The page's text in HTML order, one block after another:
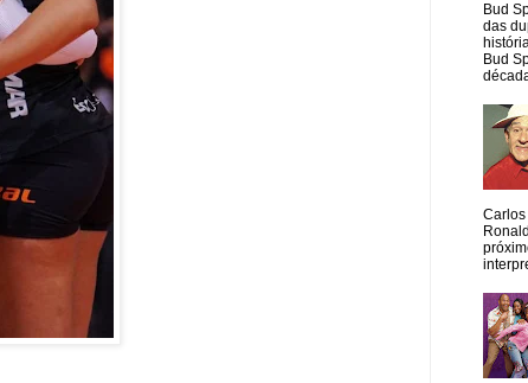
Bud
das
Bud
Carlos